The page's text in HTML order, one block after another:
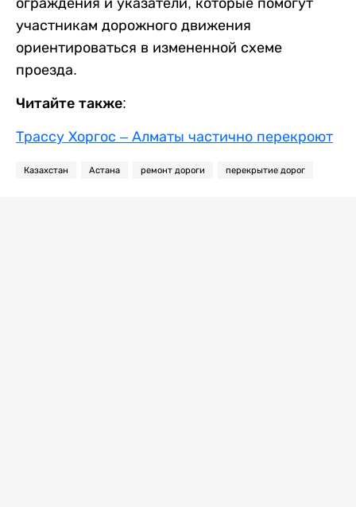
ограждения и указатели, которые помогут
участникам дорожного движения
ориентироваться в измененной схеме
проезда.
Читайте также:
Трассу Хоргос – Алматы частично перекроют
Казахстан Астана ремонт дороги перекрытие дорог